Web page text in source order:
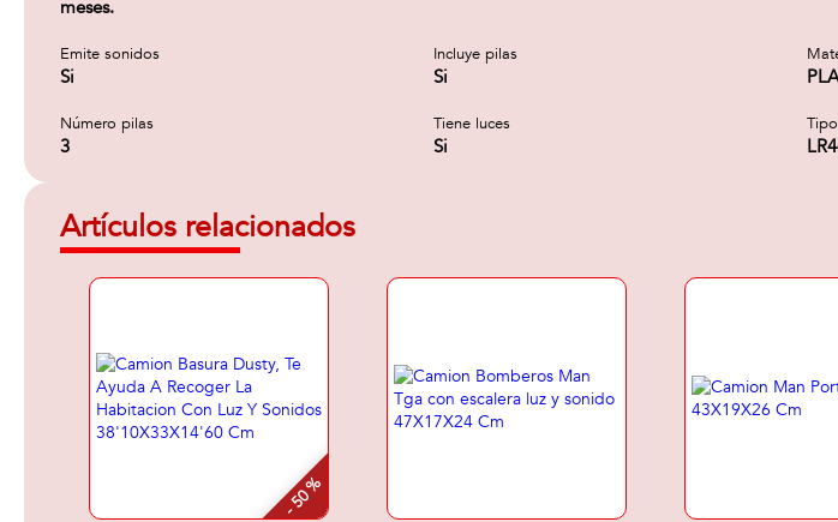
meses.
Emite sonidos
Si
Incluye pilas
Si
Número pilas
3
Tiene luces
Si
Artículos relacionados
- 50 %